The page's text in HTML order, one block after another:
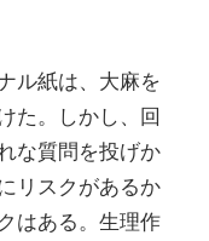
ル紙は、大麻を
た。しかし、回
な質問を投げか
リスクがあるか
はある。生理作